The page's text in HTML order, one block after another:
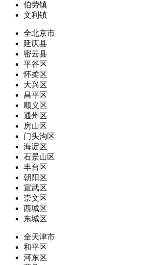
伯劳镇
文利镇
全北京市
延庆县
密云县
平谷区
怀柔区
大兴区
昌平区
顺义区
通州区
房山区
门头沟区
海淀区
石景山区
丰台区
朝阳区
宣武区
崇文区
西城区
东城区
全天津市
和平区
河东区